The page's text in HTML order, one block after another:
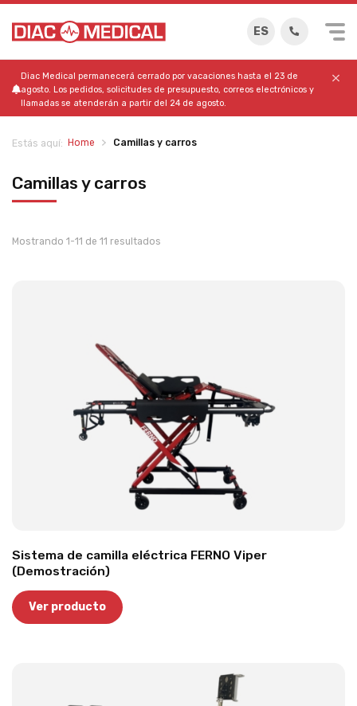
ES
Diac Medical permanecerá cerrado por vacaciones hasta el 23 de
agosto. Los pedidos, solicitudes de presupuesto, correos electrónicos y
llamadas se atenderán a partir del 24 de agosto.
Estás aquí: Home Camillas y carros
Camillas y carros
Mostrando 1-11 de 11 resultados
Sistema de camilla eléctrica FERNO Viper
(Demostración)
Ver producto